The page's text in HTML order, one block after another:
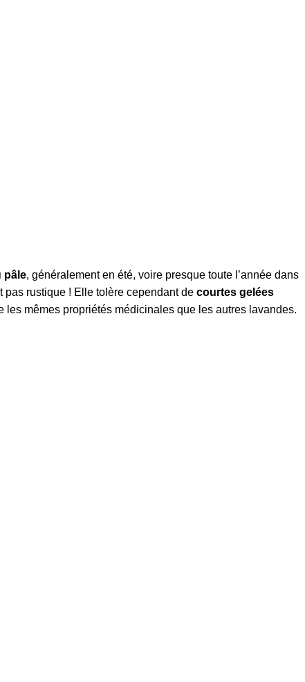
pâle, généralement en été, voire presque toute l’année dans
pas rustique ! Elle tolère cependant de courtes gelées
mêmes propriétés médicinales que les autres lavandes.